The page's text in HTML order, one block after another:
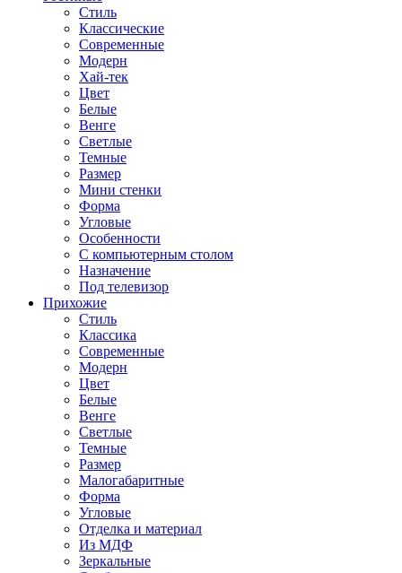
Стиль
Классические
Современные
Модерн
Хай-тек
Цвет
Белые
Венге
Светлые
Темные
Размер
Мини стенки
Форма
Угловые
Особенности
С компьютерным столом
Назначение
Под телевизор
Прихожие
Стиль
Классика
Современные
Модерн
Цвет
Белые
Венге
Светлые
Темные
Размер
Малогабаритные
Форма
Угловые
Отделка и материал
Из МДФ
Зеркальные